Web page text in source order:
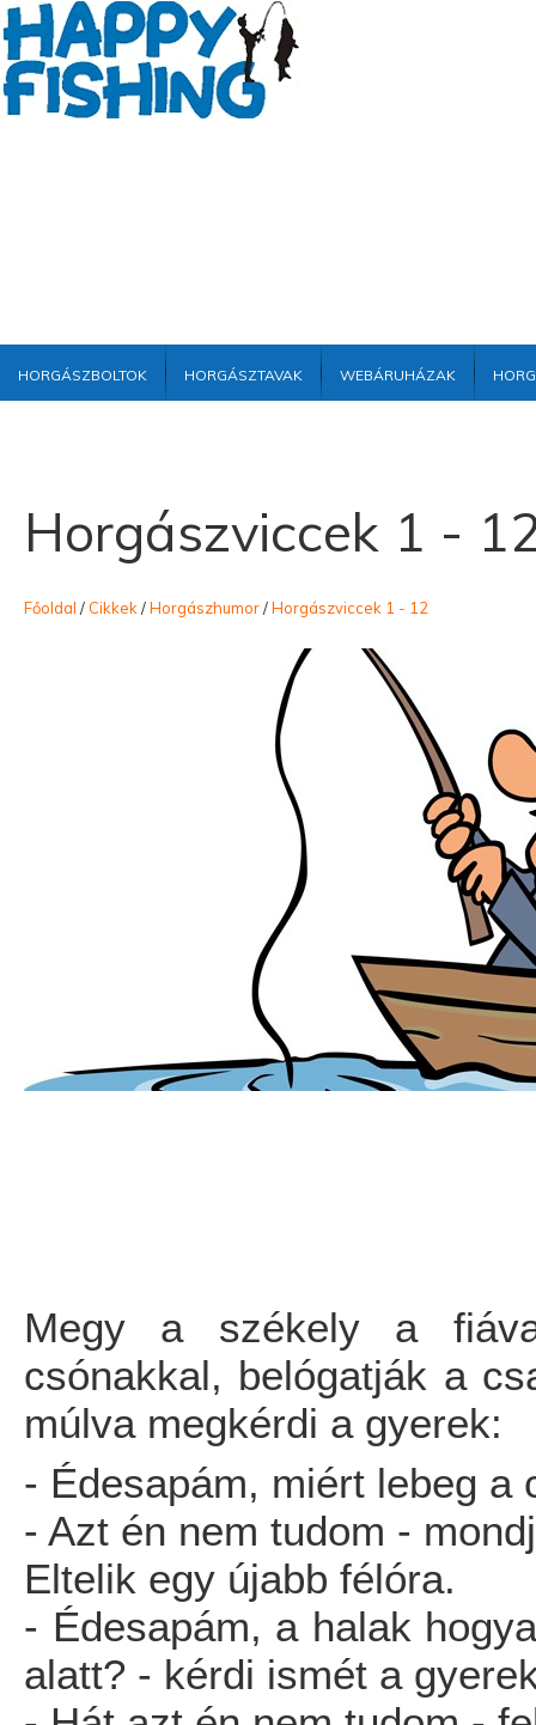
Horgászboltok Horgásztavak Webáruházak
Horgászviccek 1 -
Főoldal / Cikkek /Horgászhumor/Horgászviccek 1 - 12
Megy a székely a
csónakkal, belógatják a
múlva megkérdi a gyerek:
- Édesapám, miért lebeg a
- Azt én nem tudom -
Eltelik egy újabb félóra.
- Édesapám, a halak
alatt? - kérdi ismét a